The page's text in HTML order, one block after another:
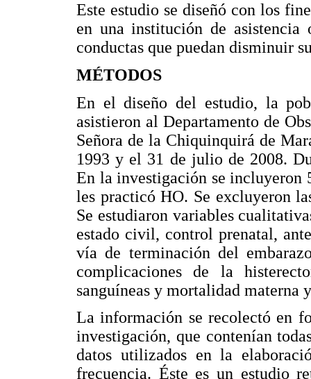
Este estudio se diseñó con los
en una institución de
conductas que puedan disminuir
MÉTODOS
En el diseño del estudio, la
asistieron al Departamento de
Señora de la Chiquinquirá de
1993 y el 31 de julio de 2008.
En la investigación se incluyeron
les practicó HO. Se excluyeron
Se estudiaron variables
estado civil, control prenatal,
vía de terminación del
complicaciones de la
sanguíneas y mortalidad materna
La información se recolectó en
investigación, que contenían
datos utilizados en la
frecuencia. Éste es un estudio